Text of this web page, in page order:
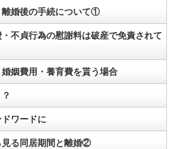
離婚後の手続について①
不貞行為の慰謝料は破産で免責されて
姻費用・養育費を貰う場合
ワードに
見る同居期間と離婚②